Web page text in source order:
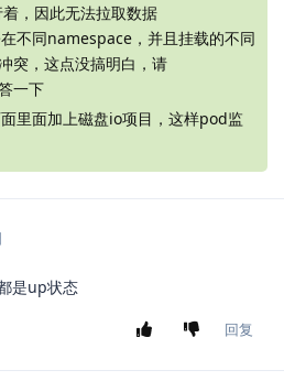
，因此无法拉取数据
不同namespace，并且挂载的不同
突，这点没搞明白，请
一下
里面加上磁盘io项目，这样pod监
是up状态
回复